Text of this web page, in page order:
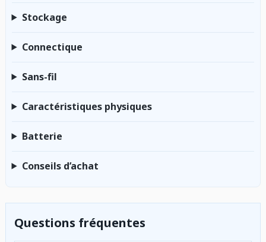
Stockage
Connectique
Sans-fil
Caractéristiques physiques
Batterie
Conseils d’achat
Questions fréquentes